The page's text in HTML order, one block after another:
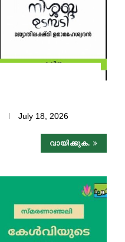
July 18, 2026
വായിക്കുക.